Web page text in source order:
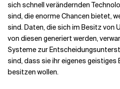
sich schnell verändernden
sind, die enorme Chancen bietet,
sind. Daten, die sich im Besitz von
von diesen generiert werden,
Systeme zur
sind, dass sie ihr eigenes geistiges
besitzen wollen.